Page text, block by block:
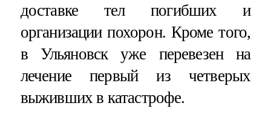
доставке тел погибших и
организации похорон. Кроме того,
в Ульяновск уже перевезен на
лечение первый из четверых
выживших в катастрофе.